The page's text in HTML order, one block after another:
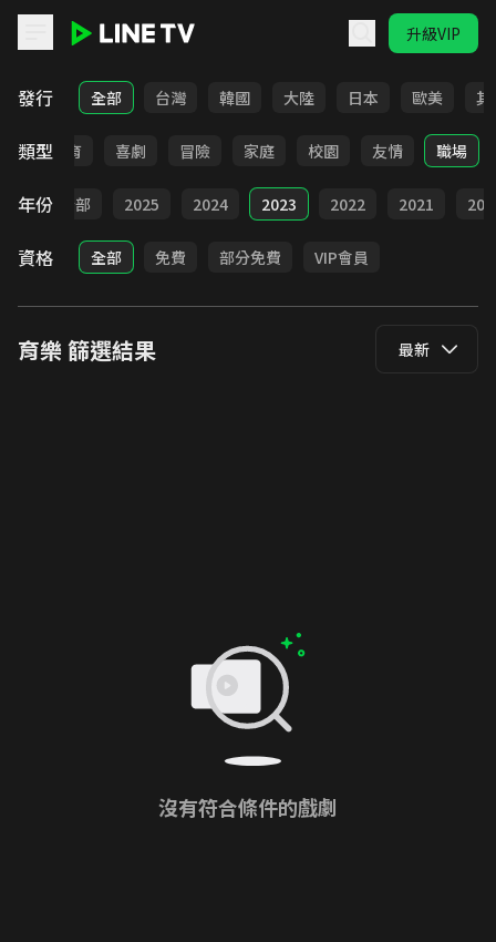
升級VIP
LINE TV - 育樂
發行 全部 台灣 韓國 大陸 日本 歐美 其
類型教育 喜劇 冒險 家庭 校園 友情 職場
年份 全部 2025 2024 2023 2022 2021
資格 全部 免費 部分免費 VIP會員
育樂篩選結果 最新
沒有符合條件的戲劇